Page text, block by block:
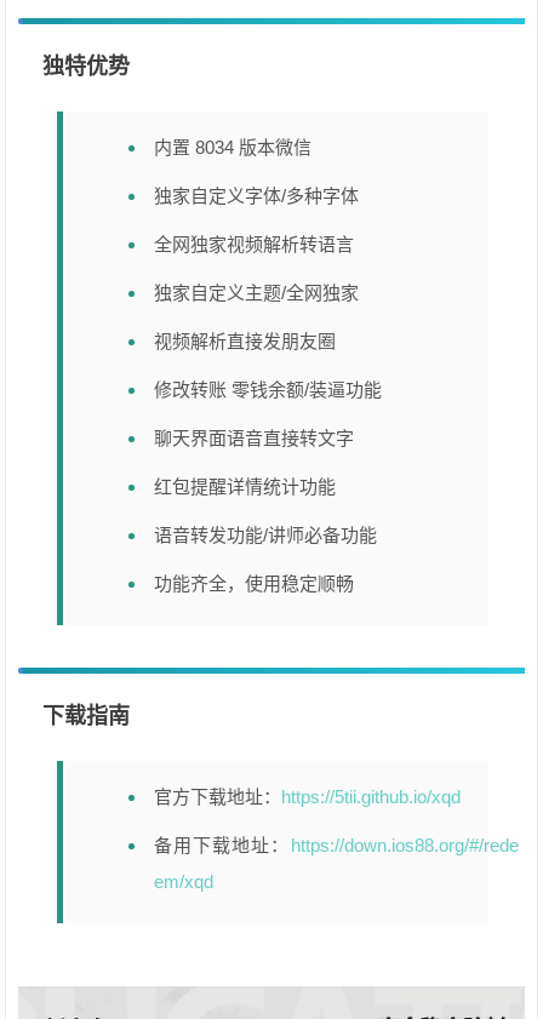
独特优势
内置 8034 版本微信
独家自定义字体/多种字体
全网独家视频解析转语言
独家自定义主题/全网独家
视频解析直接发朋友圈
修改转账 零钱余额/装逼功能
聊天界面语音直接转文字
红包提醒详情统计功能
语音转发功能/讲师必备功能
功能齐全，使用稳定顺畅
下载指南
官方下载地址： https://5tii.github.io/xqd
备用下载地址： https://down.ios88.org/#/rede
em/xqd